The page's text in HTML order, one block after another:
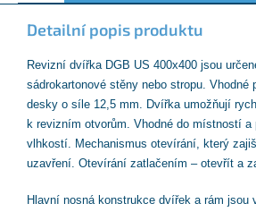
Detailní popis produktu
Revizní dvířka DGB US 400x400 jsou
sádrokartonové stěny nebo stropu. Vhodné
desky o síle 12,5 mm. Dvířka umožňují
k revizním otvorům. Vhodné do místností a
vlhkostí. Mechanismus otevírání, který
uzavření. Otevírání zatlačením – otevřít a
Hlavní nosná konstrukce dvířek a rám jsou